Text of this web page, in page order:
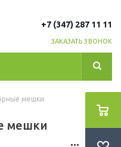
+7 (347) 287 11 11
ЗАКАЗАТЬ ЗВОНОК
мешки
мешки